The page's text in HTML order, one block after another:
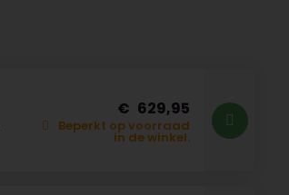
629,95
Beperkt op voorraad
in de winkel.